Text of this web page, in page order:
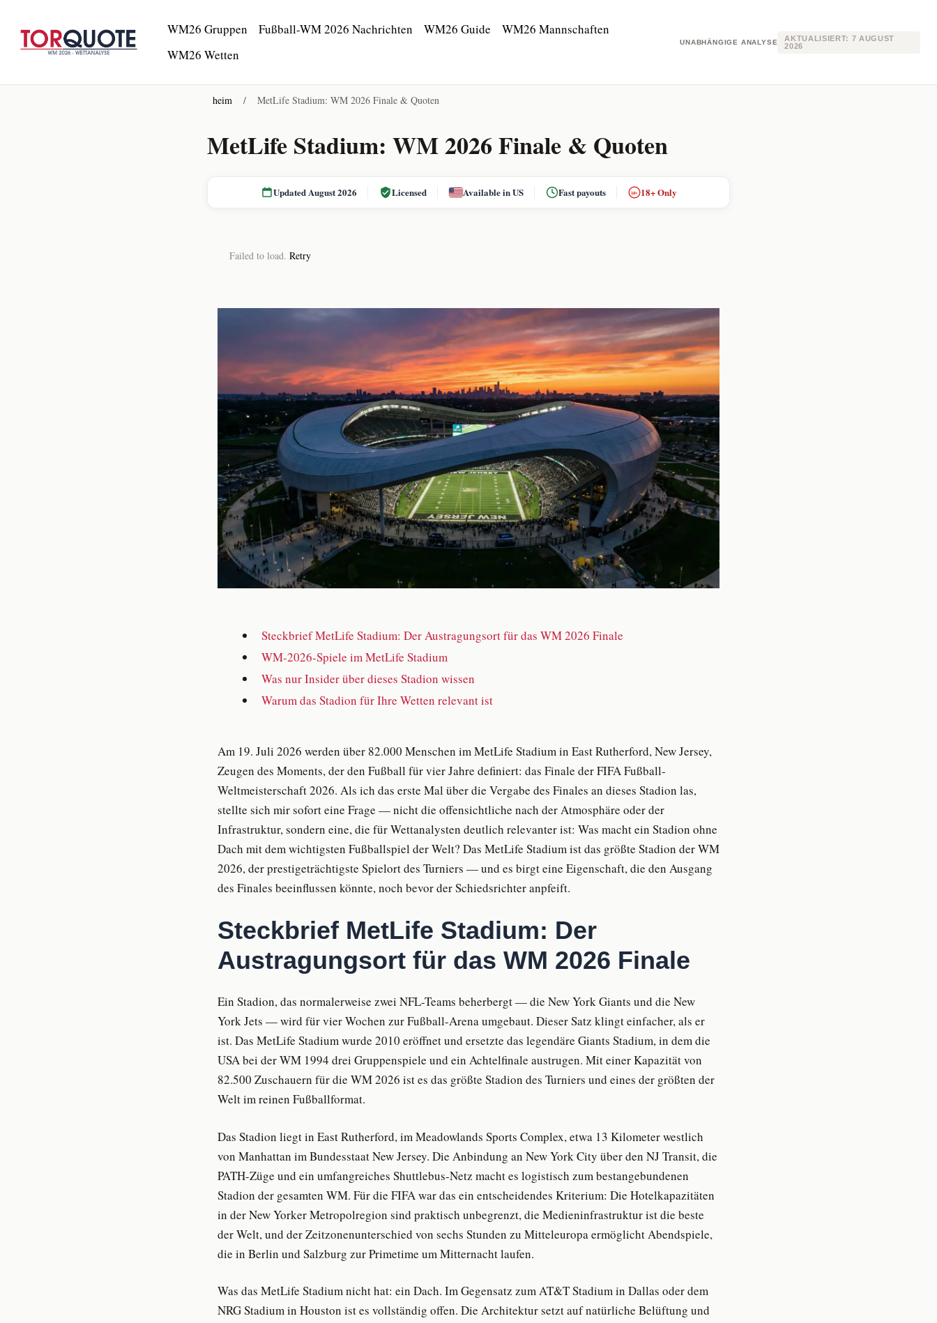
WM26 Gruppen Fußball-WM 2026 Nachrichten WM26 Guide
WM26 Mannschaften
WM26 Wetten
UNABHÄNGIGE ANALYSE AKTUALISIERT: 7 AUGUST
2026
heim / MetLife Stadium: WM 2026 Finale & Quoten
MetLife Stadium: WM 2026 Finale & Quoten
Updated August 2026 Licensed Available in US Fast payouts 18+ 18+ Only
Failed to load. Retry
Steckbrief MetLife Stadium: Der Austragungsort für das WM 2026 Finale
WM-2026-Spiele im MetLife Stadium
Was nur Insider über dieses Stadion wissen
Warum das Stadion für Ihre Wetten relevant ist
Am 19. Juli 2026 werden über 82.000 Menschen im MetLife Stadium in East Rutherford, New Jersey,
Zeugen des Moments, der den Fußball für vier Jahre definiert: das Finale der FIFA Fußball-
Weltmeisterschaft 2026. Als ich das erste Mal über die Vergabe des Finales an dieses Stadion las,
stellte sich mir sofort eine Frage — nicht die offensichtliche nach der Atmosphäre oder der
Infrastruktur, sondern eine, die für Wettanalysten deutlich relevanter ist: Was macht ein Stadion ohne
Dach mit dem wichtigsten Fußballspiel der Welt? Das MetLife Stadium ist das größte Stadion der WM
2026, der prestigeträchtigste Spielort des Turniers — und es birgt eine Eigenschaft, die den Ausgang
des Finales beeinflussen könnte, noch bevor der Schiedsrichter anpfeift.
Steckbrief MetLife Stadium: Der
Austragungsort für das WM 2026 Finale
Ein Stadion, das normalerweise zwei NFL-Teams beherbergt — die New York Giants und die New
York Jets — wird für vier Wochen zur Fußball-Arena umgebaut. Dieser Satz klingt einfacher, als er
ist. Das MetLife Stadium wurde 2010 eröffnet und ersetzte das legendäre Giants Stadium, in dem die
USA bei der WM 1994 drei Gruppenspiele und ein Achtelfinale austrugen. Mit einer Kapazität von
82.500 Zuschauern für die WM 2026 ist es das größte Stadion des Turniers und eines der größten der
Welt im reinen Fußballformat.
Das Stadion liegt in East Rutherford, im Meadowlands Sports Complex, etwa 13 Kilometer westlich
von Manhattan im Bundesstaat New Jersey. Die Anbindung an New York City über den NJ Transit, die
PATH-Züge und ein umfangreiches Shuttlebus-Netz macht es logistisch zum bestangebundenen
Stadion der gesamten WM. Für die FIFA war das ein entscheidendes Kriterium: Die Hotelkapazitäten
in der New Yorker Metropolregion sind praktisch unbegrenzt, die Medieninfrastruktur ist die beste
der Welt, und der Zeitzonenunterschied von sechs Stunden zu Mitteleuropa ermöglicht Abendspiele,
die in Berlin und Salzburg zur Primetime um Mitternacht laufen.
Was das MetLife Stadium nicht hat: ein Dach. Im Gegensatz zum AT&T Stadium in Dallas oder dem
NRG Stadium in Houston ist es vollständig offen. Die Architektur setzt auf natürliche Belüftung und